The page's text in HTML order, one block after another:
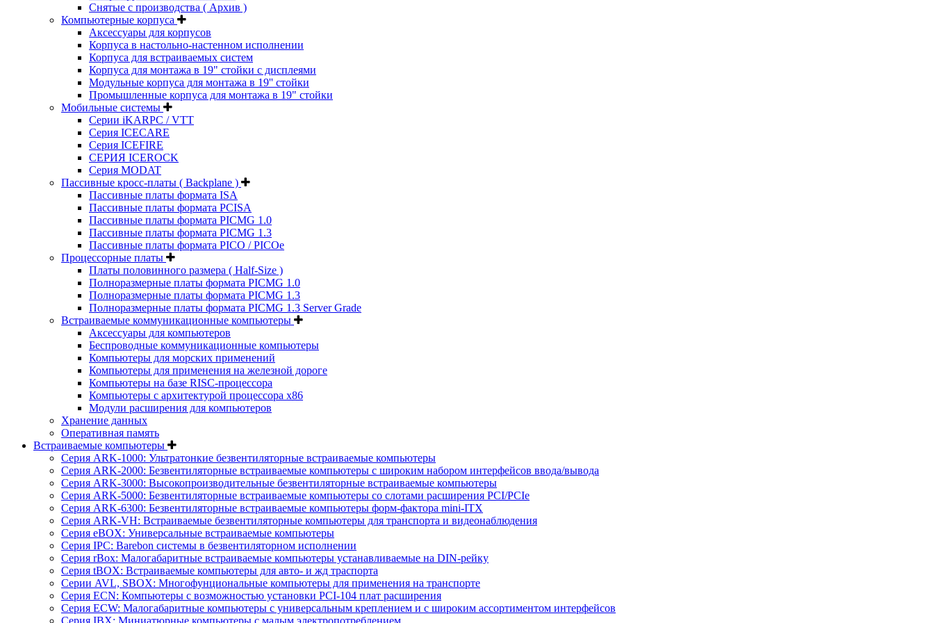
Снятые с производства ( Архив )
Компьютерные корпуса
Аксессуары для корпусов
Корпуса в настольно-настенном исполнении
Корпуса для встраиваемых систем
Корпуса для монтажа в 19" стойки с дисплеями
Модульные корпуса для монтажа в 19'' стойки
Промышленные корпуса для монтажа в 19" стойки
Мобильные системы
Серии iKARPC / VTT
Серия ICECARE
Серия ICEFIRE
СЕРИЯ ICEROCK
Серия MODAT
Пассивные кросс-платы ( Backplane )
Пассивные платы формата ISA
Пассивные платы формата PCISA
Пассивные платы формата PICMG 1.0
Пассивные платы формата PICMG 1.3
Пассивные платы формата PICO / PICOe
Процессорные платы
Платы половинного размера ( Half-Size )
Полноразмерные платы формата PICMG 1.0
Полноразмерные платы формата PICMG 1.3
Полноразмерные платы формата PICMG 1.3 Server Grade
Встраиваемые коммуникационные компьютеры
Аксессуары для компьютеров
Беспроводные коммуникационные компьютеры
Компьютеры для морских применений
Компьютеры для применения на железной дороге
Компьютеры на базе RISC-процессора
Компьютеры с архитектурой процессора x86
Модули расширения для компьютеров
Хранение данных
Оперативная память
Встраиваемые компьютеры
Серия ARK-1000: Ультратонкие безвентиляторные встраиваемые компьютеры
Серия ARK-2000: Безвентиляторные встраиваемые компьютеры с широким набором интерфейсов ввода/вывода
Серия ARK-3000: Высокопроизводительные безвентиляторные встраиваемые компьютеры
Серия ARK-5000: Безвентиляторные встраиваемые компьютеры со слотами расширения PCI/PCIe
Серия ARK-6300: Безвентиляторные встраиваемые компьютеры форм-фактора mini-ITX
Серия ARK-VH: Встраиваемые безвентиляторные компьютеры для транспорта и видеонаблюдения
Серия eBOX: Универсальные встраиваемые компьютеры
Серия IPC: Barebon системы в безвентиляторном исполнении
Серия rBox: Малогабаритные встраиваемые компьютеры устанавливаемые на DIN-рейку
Серия tBOX: Встраиваемые компьютеры для авто- и жд траспорта
Серии AVL, SBOX: Многофунциональные компьютеры для применения на транспорте
Серия ECN: Компьютеры с возможностью установки PCI-104 плат расширения
Серия ECW: Малогабаритные компьютеры с универсальным креплением и с широким ассортиментом интерфейсов
Серия IBX: Миниатюрные компьютеры с малым электропотреблением